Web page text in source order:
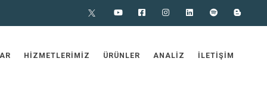
X Youtube FacebookInstagramLinkedinSpotify
HIZMETLERIMIZ ÜRÜNLER ANALIZ İLETIŞIM